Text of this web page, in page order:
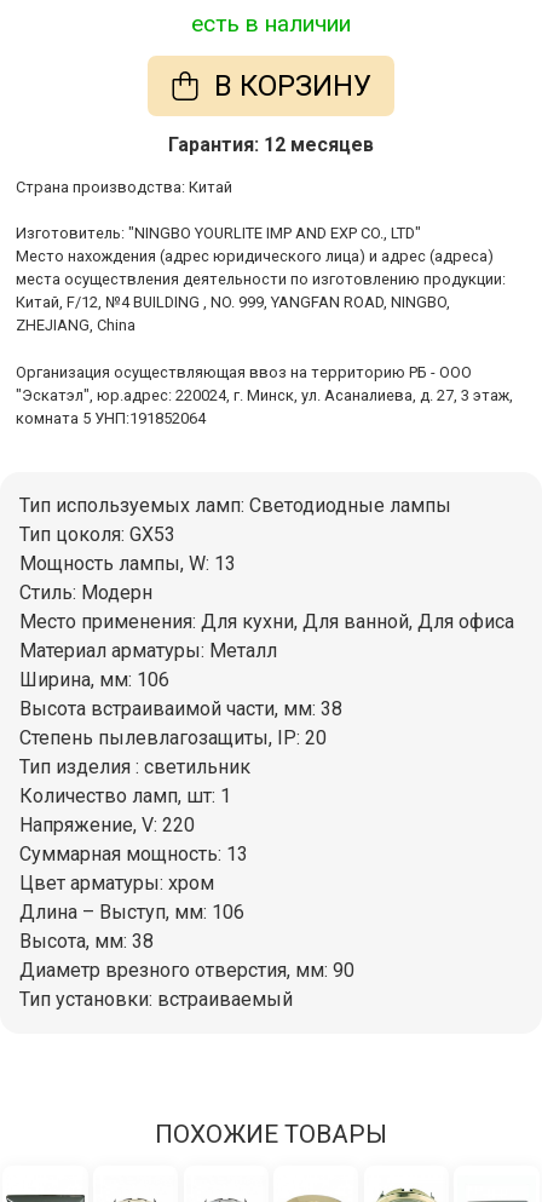
есть в наличии
В КОРЗИНУ
Гарантия: 12 месяцев
Cтрана производства: Китай
Изготовитель: "NINGBO YOURLITE IMP AND EXP CO., LTD"
Место нахождения (адрес юридического лица) и адрес (адреса)
места осуществления деятельности по изготовлению продукции:
Китай, F/12, №4 BUILDING , NO. 999, YANGFAN ROAD, NINGBO,
ZHEJIANG, China
Организация осуществляющая ввоз на территорию РБ - ООО
"Эскатэл", юр.адрес: 220024, г. Минск, ул. Асаналиева, д. 27, 3 этаж,
комната 5 УНП:191852064
Тип используемых ламп: Светодиодные лампы
Тип цоколя: GX53
Мощность лампы, W: 13
Стиль: Модерн
Место применения: Для кухни, Для ванной, Для офиса
Материал арматуры: Металл
Ширина, мм: 106
Высота встраиваимой части, мм: 38
Степень пылевлагозащиты, IP: 20
Тип изделия : светильник
Количество ламп, шт: 1
Напряжение, V: 220
Суммарная мощность: 13
Цвет арматуры: хром
Длина – Выступ, мм: 106
Высота, мм: 38
Диаметр врезного отверстия, мм: 90
Тип установки: встраиваемый
ПОХОЖИЕ ТОВАРЫ